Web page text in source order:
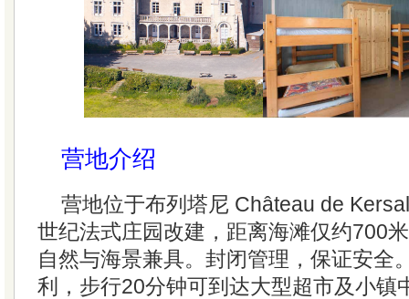
营地介绍
营地位于布列塔尼 Château de
世纪法式庄园改建，距离海滩仅约700
自然与海景兼具。封闭管理，保证安全
利，步行20分钟可到达大型超市及小镇